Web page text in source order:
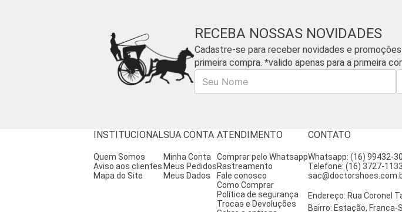
RECEBA NOSSAS NOVIDADES
Cadastre-se para receber novidades e
primeira compra. *valido apenas para a primeira
Nome
INSTITUCIONAL
Quem Somos
Aviso aos clientes
Mapa do Site
SUA CONTA
Minha Conta
Meus Pedidos
Meus Dados
ATENDIMENTO
Comprar pelo Whatsapp
Rastreamento
Fale conosco
Como Comprar
Política de segurança
Trocas e Devoluções
CONTATO
Whatsapp: (16) 99432-
Telefone: (16) 3727-1133
Endereço: Rua Coronel
Bairro: Estação, Franca-